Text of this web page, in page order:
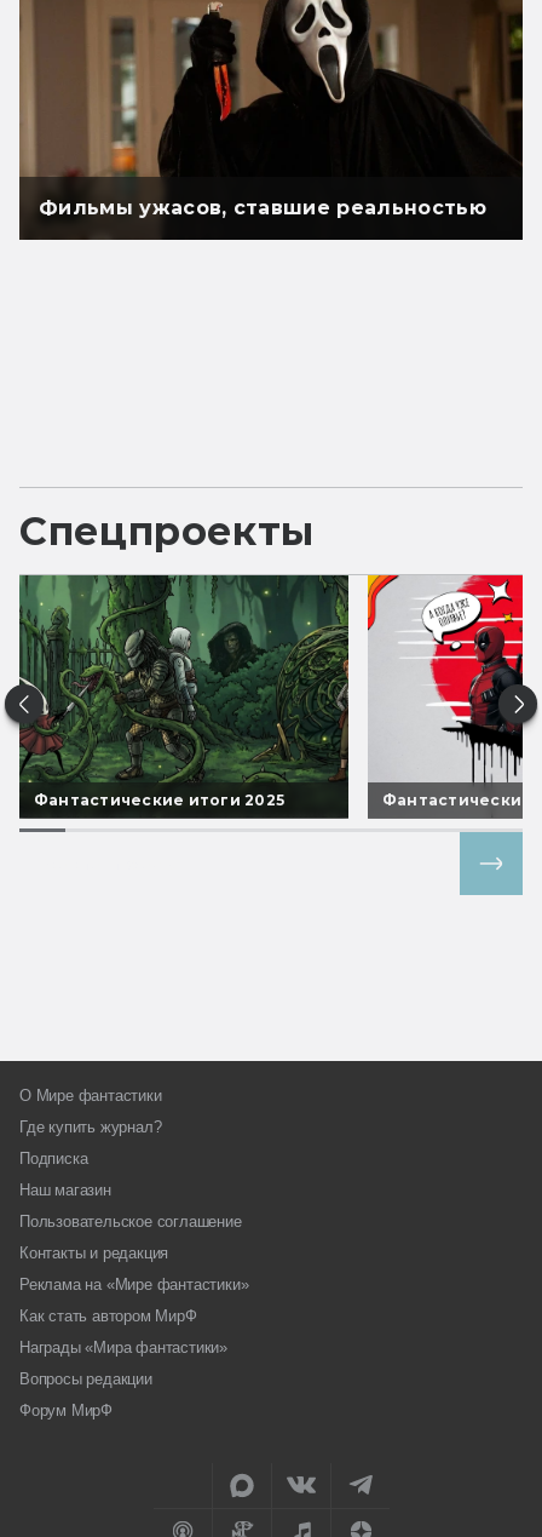
Фильмы ужасов, ставшие реальностью
Спецпроекты
Фантастические итоги 2025 Фантастические
О Мире фантастики
Где купить журнал?
Подписка
Наш магазин
Пользовательское соглашение
Контакты и редакция
Реклама на «Мире фантастики»
Как стать автором МирФ
Награды «Мира фантастики»
Вопросы редакции
Форум МирФ